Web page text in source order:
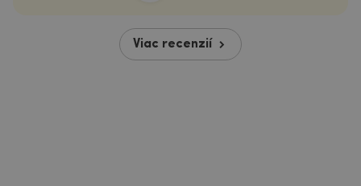
Viac recenzií